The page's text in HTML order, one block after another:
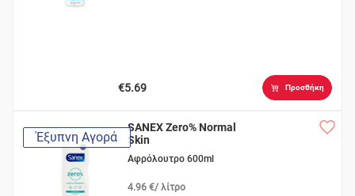
€5.69 Προσθήκη
Έξυπνη Αγορά
SANEX Zero% Normal
Skin
Αφρόλουτρο 600ml
4.96 €/ λίτρο